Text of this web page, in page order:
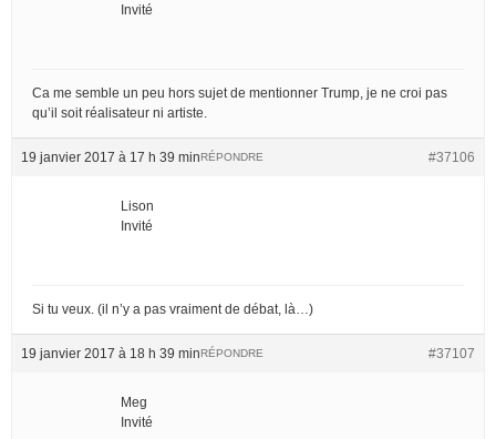
Invité
Ca me semble un peu hors sujet de mentionner Trump, je ne croi pas
qu’il soit réalisateur ni artiste.
19 janvier 2017 à 17 h 39 min #37106
RÉPONDRE
Lison
Invité
Si tu veux. (il n’y a pas vraiment de débat, là…)
19 janvier 2017 à 18 h 39 min #37107
RÉPONDRE
Meg
Invité